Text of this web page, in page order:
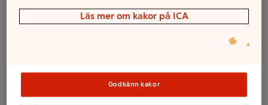
Sortimentet kan variera mellan butikerna
Läs mer om kakor på ICA
Godkänn kakor